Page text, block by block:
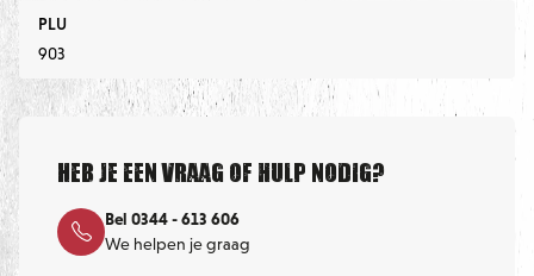
PLU
903
Heb je een vraag of hulp nodig?
Bel 0344 - 613 606
We helpen je graag